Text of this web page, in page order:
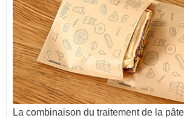
La combinaison du traitement de la